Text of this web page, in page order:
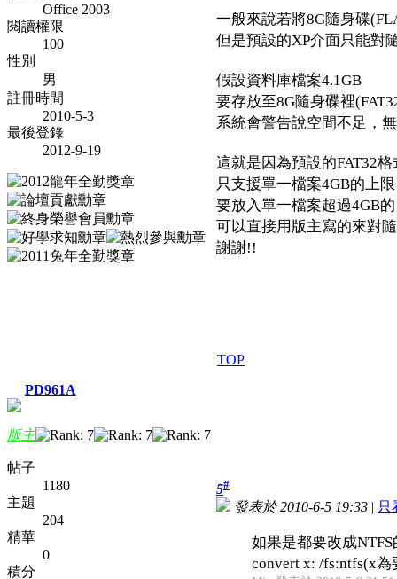
Office 2003
閱讀權限
100
性別
男
註冊時間
2010-5-3
最後登錄
2012-9-19
一般來說若將8G隨身碟
但是預設的XP介面只能對
假設資料庫檔案4.1GB
要存放至8G隨身碟裡
系統會警告說空間不足，
這就是因為預設的FAT32格
只支援單一檔案4GB的上限
要放入單一檔案超過4GB的
可以直接用版主寫的來對
謝謝!!
TOP
PD961A
版主
帖子
1180
主題
204
精華
0
積分
5#
發表於 2010-6-5 19:33 | 只
如果是都要改成
convert x: /fs:ntfs(x